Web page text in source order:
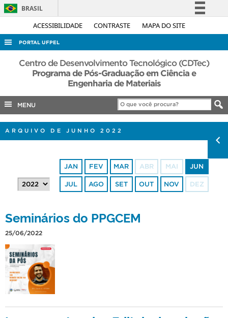
ACESSIBILIDADE CONTRASTE MAPA DO SITE
BRASIL
Simplifique!
Acesso à informação
Legislação
Canais
PORTAL UFPEL
ACESSO À INFORMAÇÃO
AUDITORIA
EDITAIS
PORTARIAS
Centro de Desenvolvimento Tecnológico (CDTec)
Programa de Pós-Graduação em Ciência e
Engenharia de Materiais
MENU
ARQUIVO DE JUNHO 2022
JAN FEV MAR ABR MAI JUN
JUL AGO SET OUT NOV DEZ
Seminários do PPGCEM
25/06/2022